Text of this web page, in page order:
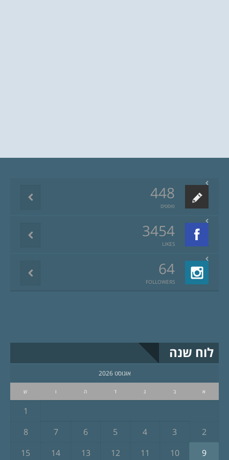
448
פוסטים
3454
LIKES
64
FOLLOWERS
לוח שנה
אוגוסט 2026
א ב ג ד ה ו ש
1
2
3
4
5
6
7
8
9
10
11
12
13
14
15